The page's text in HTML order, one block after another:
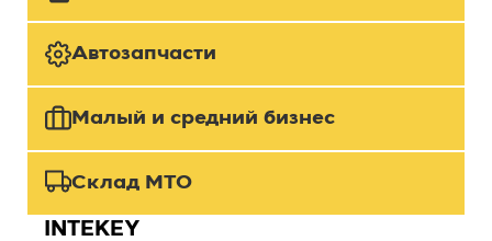
Автозапчасти
Малый и средний бизнес
Склад МТО
INTEKEY